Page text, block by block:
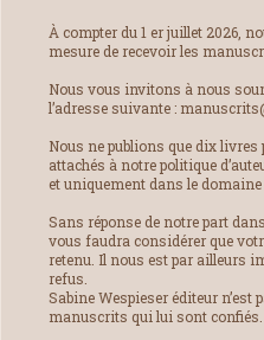
À compter du 1 er juillet 2026,
mesure de recevoir les
Nous vous invitons à nous
l’adresse suivante :
Nous ne publions que dix
attachés à notre politique
et uniquement dans le domaine
Sans réponse de notre part
vous faudra considérer que
retenu. Il nous est par ailleurs
refus.
Sabine Wespieser éditeur n’est
manuscrits qui lui sont confiés.